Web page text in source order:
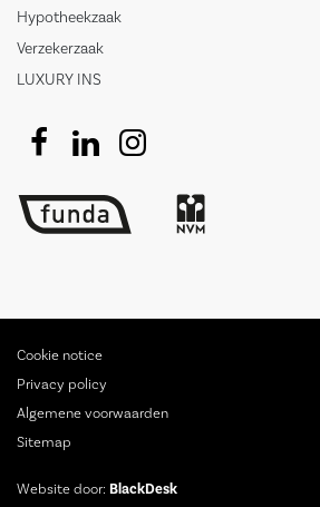
Hypotheekzaak
Verzekerzaak
LUXURY INS
Website door: BlackDesk
Cookie notice
Privacy policy
Algemene voorwaarden
Sitemap